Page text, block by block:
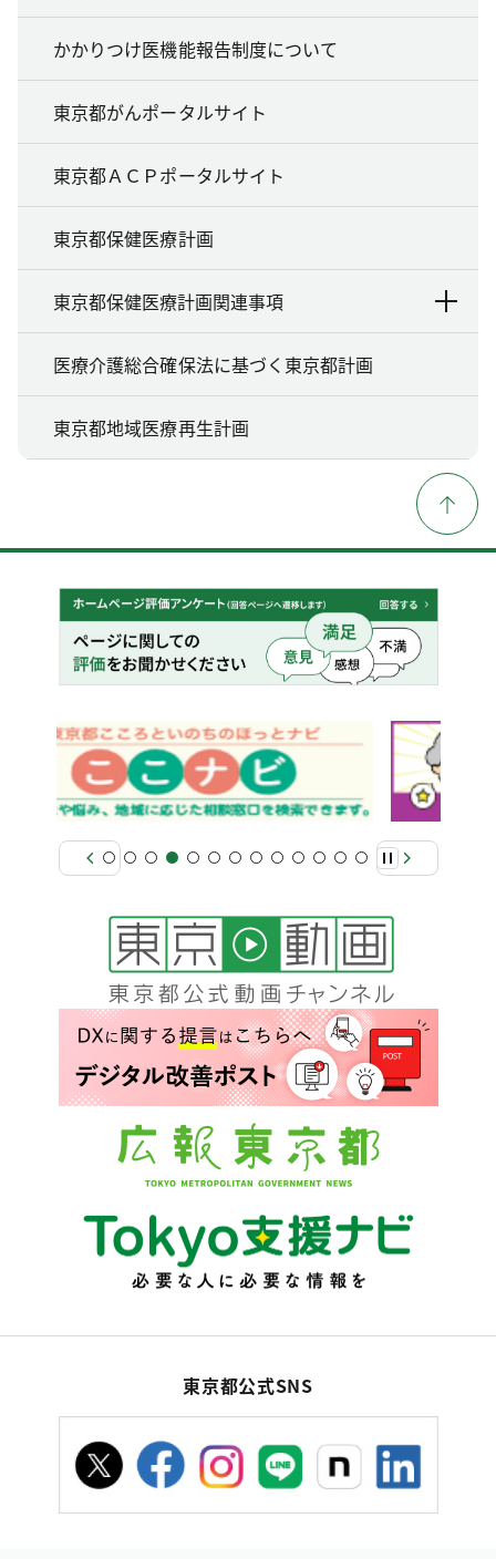
かかりつけ医機能報告制度について
東京都がんポータルサイト
東京都ＡＣＰポータルサイト
東京都保健医療計画
東京都保健医療計画関連事項
医療介護総合確保法に基づく東京都計画
東京都地域医療再生計画
東京都公式SNS